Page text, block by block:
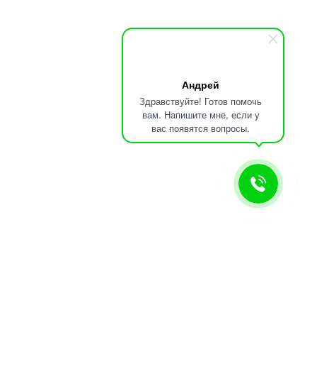
Андрей
Здравствуйте! Готов помочь
вам. Напишите мне, если у
вас появятся вопросы.